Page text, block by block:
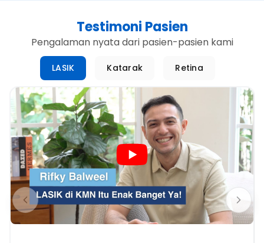
Testimoni Pasien
Pengalaman nyata dari pasien-pasien kami
LASIK Katarak Retina